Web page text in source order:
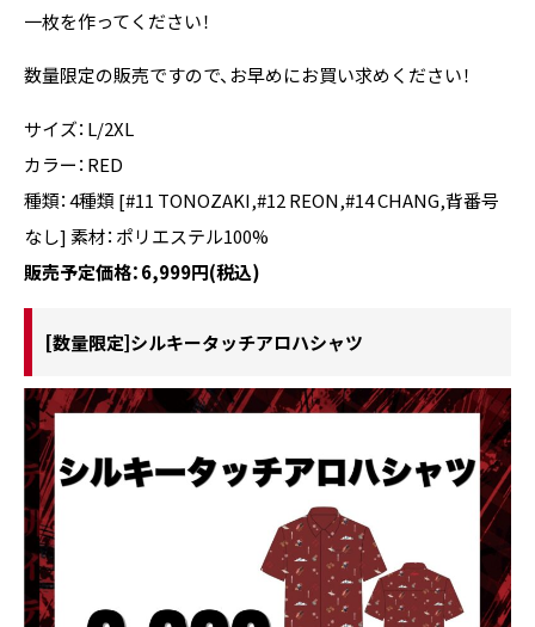
一枚を作ってください！
数量限定の販売ですので、お早めにお買い求めください！
サイズ：L/2XL
カラー：RED
種類：4種類 [#11 TONOZAKI,#12 REON,#14 CHANG,背番号
なし] 素材：ポリエステル100%
販売予定価格：6,999円(税込)
[数量限定]シルキータッチアロハシャツ